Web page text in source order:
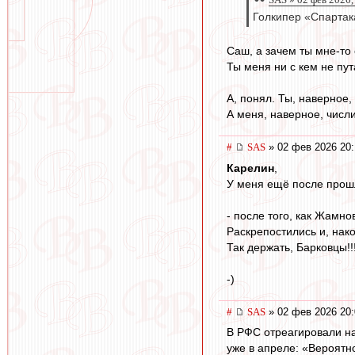
Голкипер
Саш, а зачем ты мне-
Ты меня ни с кем не
А, понял. Ты, наверное,
А меня, наверное,
# SAS » 02 фев 2026
Карелин
У меня ещё после
- после того, как
Раскрепостились и,
Так держать,
-)
# SAS » 02 фев 2026
В РФС отреагировали
уже в апреле: